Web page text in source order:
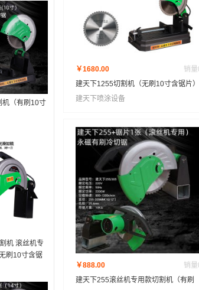
机（有刷10寸
机 滚丝机专
刷10寸含锯
￥1680.00 销量
建天下1255切割机（无刷10寸含锯片）
建天下喷涂设备
￥888.00 销量
建天下255滚丝机专用款切割机（有刷